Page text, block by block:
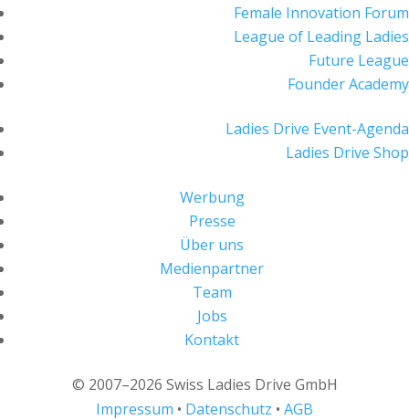
Female Innovation Forum
League of Leading Ladies
Future League
Founder Academy
Ladies Drive Event-Agenda
Ladies Drive Shop
Werbung
Presse
Über uns
Medienpartner
Team
Jobs
Kontakt
© 2007–2026 Swiss Ladies Drive GmbH
Impressum • Datenschutz • AGB